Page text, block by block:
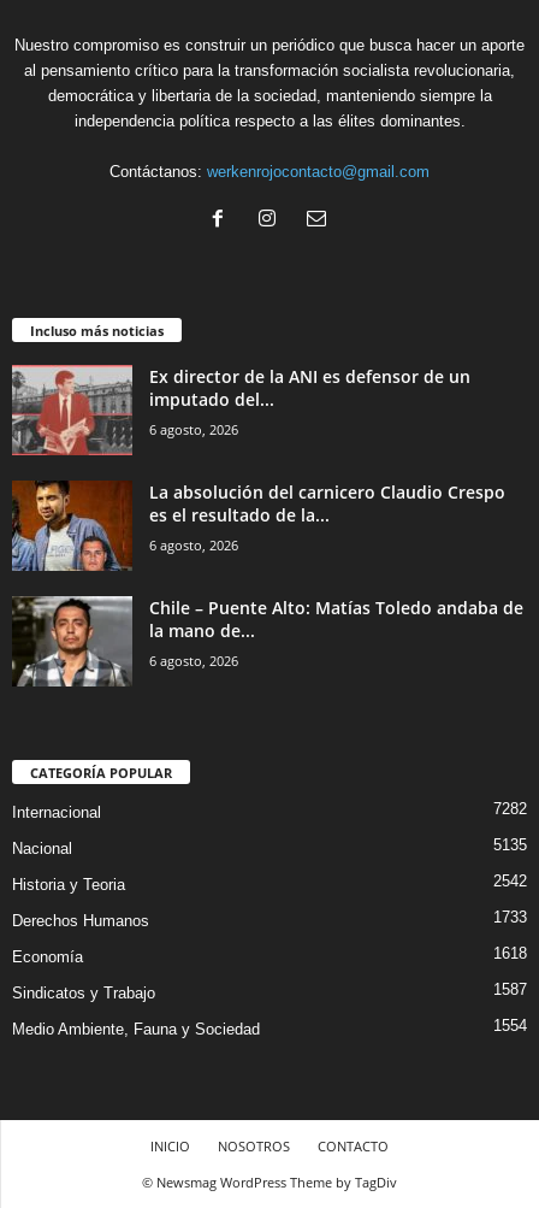
Nuestro compromiso es construir un periódico que busca hacer un aporte
al pensamiento crítico para la transformación socialista revolucionaria,
democrática y libertaria de la sociedad, manteniendo siempre la
independencia política respecto a las élites dominantes.
Contáctanos: werkenrojocontacto@gmail.com
Incluso más noticias
Ex director de la ANI es defensor de un
imputado del...
6 agosto, 2026
La absolución del carnicero Claudio Crespo
es el resultado de la...
6 agosto, 2026
Chile – Puente Alto: Matías Toledo andaba de
la mano de...
6 agosto, 2026
CATEGORÍA POPULAR
Internacional 7282
Nacional 5135
Historia y Teoria 2542
Derechos Humanos 1733
Economía 1618
Sindicatos y Trabajo 1587
Medio Ambiente, Fauna y Sociedad 1554
INICIO NOSOTROS
CONTACTO
© Newsmag WordPress Theme by TagDiv